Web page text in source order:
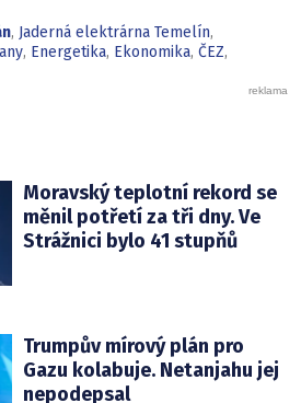
, Jaderná elektrárna Temelín,
, Energetika, Ekonomika, ČEZ,
Moravský teplotní rekord se
měnil potřetí za tři dny. Ve
Strážnici bylo 41 stupňů
Trumpův mírový plán pro
Gazu kolabuje. Netanjahu jej
nepodepsal